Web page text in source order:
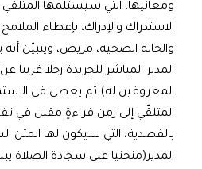
ومعانيها، التي سيستلمها المتلقّي
الاستدراك والإدراك، بإعطاء
والحالة الصحية، مريض، ويتبيّن
المدير المباشر للجريدة رجلا
المعروفين له) ثم يعطي في
المتلقّي إلى زمن قراءةٍ مقبل في
بالقصدية، التي سيكون لها المتن
المدير(منحنيا على سجادة الصلاة